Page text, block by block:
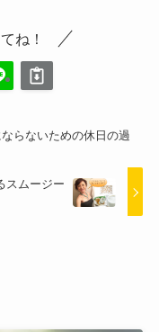
ね！
らないための休日の過
スムージー